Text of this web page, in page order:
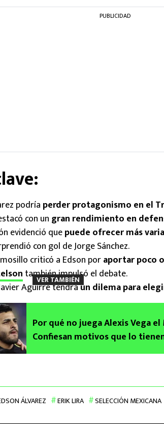
PUBLICIDAD
podría perder protagonismo en el
con ungran rendimiento en
evidenció quepuede ofrecer más
con gol de Jorge Sánchez.
criticó a Edson poraportar poco
también impulsó el debate.
Aguirre tendráun dilema para
VER TAMBIÉN
Por qué no juega Alexis Vega
Confiesan motivos que lo
Mundial 2026
ÁLVAREZ ERIK LIRA SELECCIÓN MEXICANA